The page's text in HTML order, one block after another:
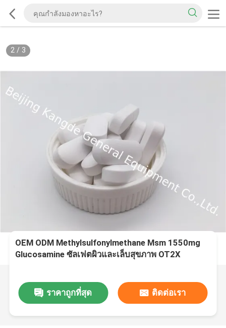
2/ 3
OEM ODM Methylsulfonylmethane Msm 1550mg
Glucosamine ซัลเฟตผิวและเล็บสุขภาพ OT2X
ราคาถูกที่สุด ติดต่อเรา